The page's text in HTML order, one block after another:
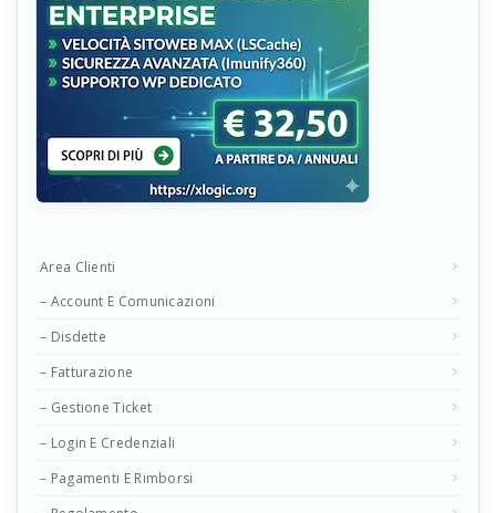
Area Clienti
– Account E Comunicazioni
– Disdette
– Fatturazione
– Gestione Ticket
– Login E Credenziali
– Pagamenti E Rimborsi